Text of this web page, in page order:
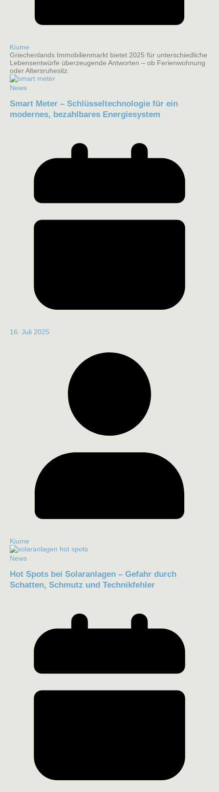
Kiume
Griechenlands Immobilienmarkt bietet 2025 für unterschiedliche
Lebensentwürfe überzeugende Antworten – ob Ferienwohnung
oder Altersruhesitz.
News
Smart Meter – Schlüsseltechnologie für ein
modernes, bezahlbares Energiesystem
16. Juli 2025
Kiume
News
Hot Spots bei Solaranlagen – Gefahr durch
Schatten, Schmutz und Technikfehler